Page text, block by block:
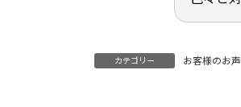
カテゴリー お客様のお声